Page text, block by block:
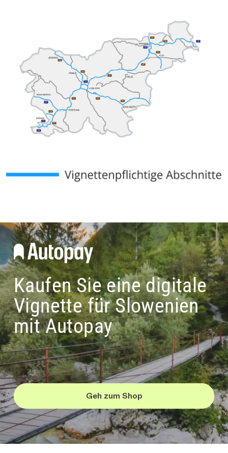
Kaufen Sie eine digitale
Vignette für Slowenien
mit Autopay
Geh zum Shop